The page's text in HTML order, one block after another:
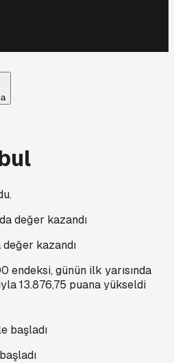
değer kazandı
endeksi, günün ilk yarısında
13.876,75 puana yükseldi